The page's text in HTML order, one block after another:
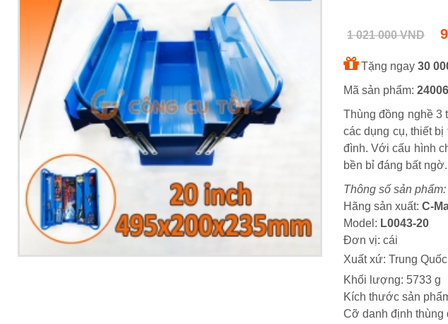
1 021 000 VND
Tặng ngay 30
Mã sản phẩm:
Thùng đồng nghề 3
các dụng cụ, thiết
đình. Với cấu hình
bền bỉ đáng bất
Thông số sản phẩm:
Hãng sản xuất: C-
Model: L0043-20
Đơn vị: cái
Xuất xứ: Trung Quốc
Khối lượng: 5733 g
Kích thước sản
Cỡ danh định thùng